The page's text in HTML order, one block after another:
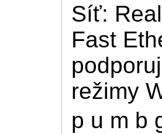
Síť:
Fast
režimy
p u m b